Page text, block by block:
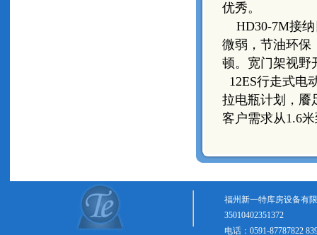
优秀。
HD30-7M接纳
微弱，节油环保
顿。宽门架视野
12ES行走式电
拉电瓶计划，餍
客户需求从1.6
福州新一特库房设备有
35010402351372
电话：0591-87787822